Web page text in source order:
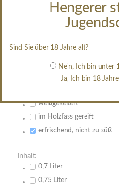
Hengerer
Sind Sie über 18 Jahre alt?
Nein, Ich bin unter
Ja, Ich bin 18
halbtrocken
restsüß
weißgekeltert
im Holzfass gereift
erfrischend, nicht zu süß
Inhalt:
0,7 Liter
0,75 Liter